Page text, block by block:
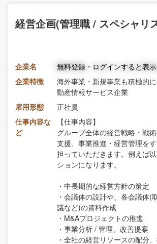
経営企画(管理職 / スペシャリ
企業名
無料登録・ログインすると表
企業特徴
海外事業・新規事業も積極的
動産情報サービス企業
雇用形態
正社員
仕事内容な
ど
【仕事内容】
グループ全体の経営戦略・戦
支援、事業推進・経営管理を
担っていただきます。例えば
ションになります。
・中長期的な経営方針の策定
・会議体の設計や、各会議体(
議など)の資料作成
・M&Aプロジェクトの推進
・事業分析 / 管理、改善提案
・全社の経営リソースの配分